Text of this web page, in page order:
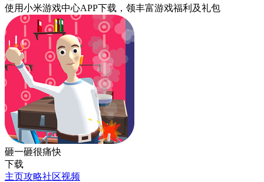
使用小米游戏中心APP下载 ，领丰富游戏福利 及礼包
砸一砸很痛快
下载
主页攻略社区视频